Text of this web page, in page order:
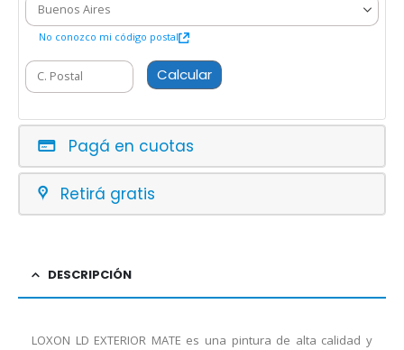
No conozco mi código postal
Calcular
Pagá en cuotas
Retirá gratis
DESCRIPCIÓN
LOXON LD EXTERIOR MATE es una pintura de alta calidad y